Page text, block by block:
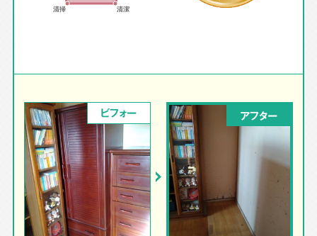
ビフォー アフター